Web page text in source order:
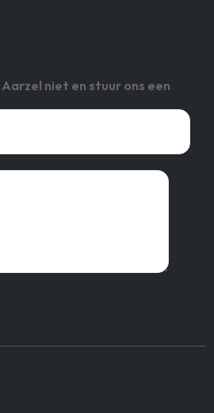
niet en stuur ons een